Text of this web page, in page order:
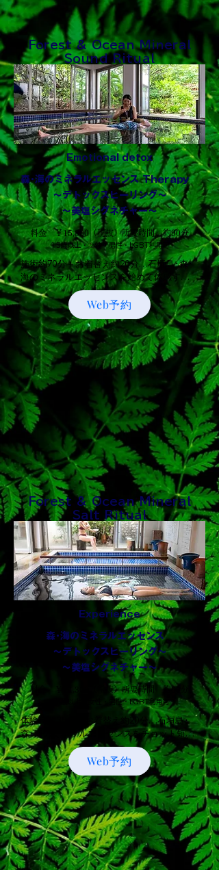
トメントをご体感ください。
「☀️晴天特典」晴天キャッシュバックのご案
内】
当店では、晴れの日のご利用をより楽しんで
いただけるよう、以下の特典を常設しており
ます。
対象： ご予約時間が 09:30～15:30 のお客様
内容： 当日、現地が 晴天 の場合、その場で
1,000円 をキャッシュバックいたします。
判断基準： 気象庁の当日予報または現地の
天候状況に基づき判断いたします。
Forest & Ocean Mineral
Sound Ritual
Emotional detox
森･海のミネラルエッセンス Therapy
～デトックスヒーリング～
～美塩シグネチャー～
料金 ￥15,800（税抜）所要時間 約90分
15歳以上・女性・男性・LGBT利用可
施術約70分＋お着替え約20分…石垣島･森･
海のミネラルエッセンスを始めて体感す
る“コース。
現地支払￥15,800円（税別）
クレジットカード利用可
…BIAN Deep Trance Ritual…
森・海・音に包まれる、深い感覚のリトリー
ト体験。
石垣島の海と森が育んだミネラルエッセン
ス、そしてセラピストが奏でるシンギングボ
ウルの倍音。
自然のチカラと音の波動がやさしく身体を包
み込み、まるで瞑想しているかのような、深
いリラクゼーションへと導きます。
このトリートメントは、音と自然のエネルギ
ーが織りなすBIANだけの“デトックス・ヒー
リング”。
心とからだがゆるみ、本来の自分自身と静か
に向き合う時間をお届けします。
メニュー内容 所要時間 約100分
・カウンセリング 20分
（ミネラルテラピーのご説明・ご案内含む)
・シンギングボウルセラピー 80分
（シンギングボウルセラピー以外の入浴・ご
支度・サウナ・フリースクラブ)
※バスタオル付き。
※ミネラルテラピー入浴前にメイクはオフし
ていただきます。
（ミネラルの特性上、油分が浮きやすくなり
ます）
※ミネラルテラピー入浴は、水着着用となり
ます。
水着レンタルをご希望の場合は、＋200円に
て承ります。
「☀️晴天特典」晴天キャッシュバックのご案
内】
Web予約
Forest & Ocean Mineral
Salt Ritual
Experience
森･海のミネラルエッセンス
～デトックスヒーリング～
～美塩シグネチャー～
料金 ￥14,300（税抜）所要時間 約60分
15歳以上・女性・男性・LGBT利用可
体験時間35分＋お着替え約20分…石垣島･
森･海のミネラルエッセンスをチョット短い
時間で体感してみたい方向け“コース。（お
支払一回で最大5名様まで対応可
能）
現地支払￥14,300円（税別）
クレジットカード利用可
メニュー内容 所要時間 約60分
Web予約